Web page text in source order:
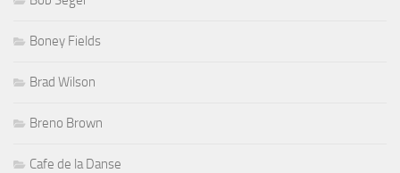
Boney Fields
Brad Wilson
Breno Brown
Cafe de la Danse